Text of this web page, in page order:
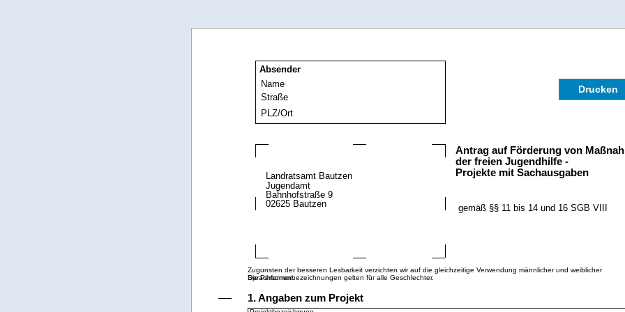
Antrag auf Förderung von
der freien Jugendhilfe -
Projekte mit Sachausgaben
Landratsamt Bautzen
Jugendamt
Bahnhofstraße 9
02625 Bautzen
1. Angaben zum Projekt
Zugunsten der besseren Lesbarkeit verzichten wir auf die gleichzeitige Verwendung männlicher und weiblicher
Sprachformen.
Die Personenbezeichnungen gelten für alle Geschlechter.
gemäß §§ 11 bis 14 und 16 SGB VIII
Absender
Name
Straße
PLZ/Ort
Drucken